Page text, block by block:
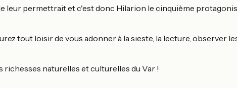
le leur permettrait et c'est donc Hilarion le cinquième
tout loisir de vous adonner à la sieste, la lecture, observer
richesses naturelles et culturelles du Var !